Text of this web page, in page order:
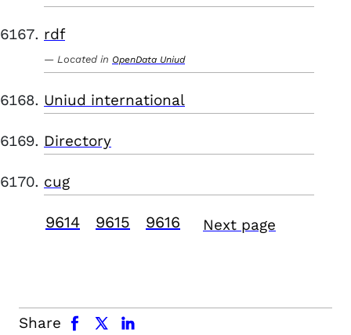
rdf
Located in OpenData Uniud
Uniud international
Directory
cug
9614 9615 9616 Next page
Share
facebook x.com linkedin